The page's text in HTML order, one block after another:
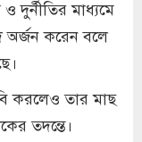
দুর্নীতির মাধ্যমে
অর্জন করেন বলে
করলেও তার মাছ
তদন্তে।